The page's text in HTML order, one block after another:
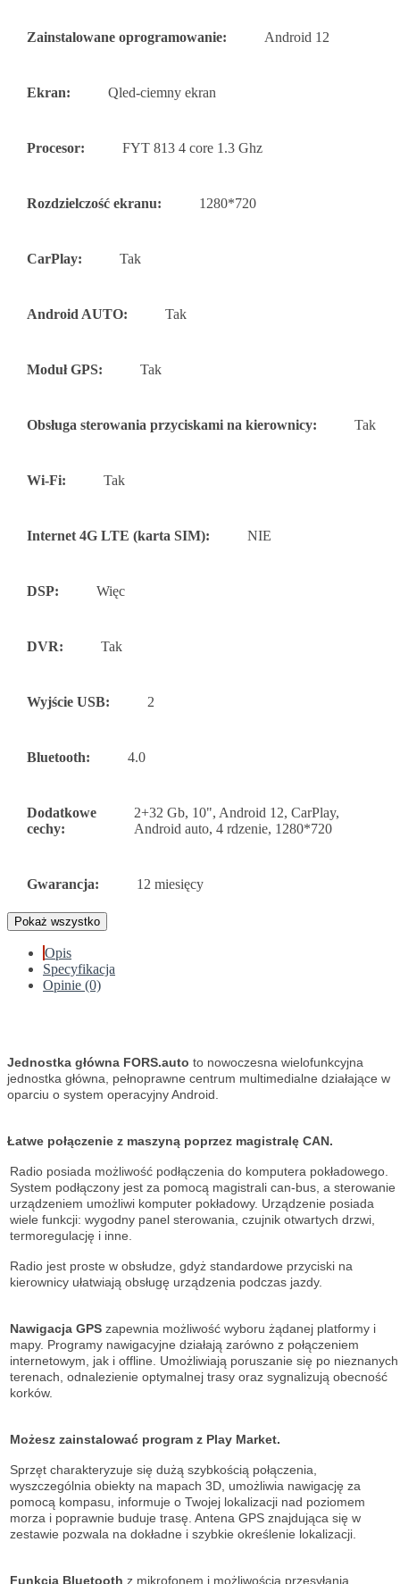
Zainstalowane oprogramowanie: Android 12
Ekran: Qled-ciemny ekran
Procesor: FYT 813 4 core 1.3 Ghz
Rozdzielczość ekranu: 1280*720
CarPlay: Tak
Android AUTO: Tak
Moduł GPS: Tak
Obsługa sterowania przyciskami na kierownicy: Tak
Wi-Fi: Tak
Internet 4G LTE (karta SIM): NIE
DSP: Więc
DVR: Tak
Wyjście USB: 2
Bluetooth: 4.0
Dodatkowe
cechy:
2+32 Gb, 10", Android 12, CarPlay,
Android auto, 4 rdzenie, 1280*720
Gwarancja: 12 miesięcy
Pokaż wszystko
Opis
Specyfikacja
Opinie (0)
Jednostka główna FORS.auto to nowoczesna wielofunkcyjna
jednostka główna, pełnoprawne centrum multimedialne działające w
oparciu o system operacyjny Android.
Łatwe połączenie z maszyną poprzez magistralę CAN.
Radio posiada możliwość podłączenia do komputera pokładowego.
System podłączony jest za pomocą magistrali can-bus, a sterowanie
urządzeniem umożliwi komputer pokładowy. Urządzenie posiada
wiele funkcji: wygodny panel sterowania, czujnik otwartych drzwi,
termoregulację i inne.
Radio jest proste w obsłudze, gdyż standardowe przyciski na
kierownicy ułatwiają obsługę urządzenia podczas jazdy.
Nawigacja GPS zapewnia możliwość wyboru żądanej platformy i
mapy. Programy nawigacyjne działają zarówno z połączeniem
internetowym, jak i offline. Umożliwiają poruszanie się po nieznanych
terenach, odnalezienie optymalnej trasy oraz sygnalizują obecność
korków.
Możesz zainstalować program z Play Market.
Sprzęt charakteryzuje się dużą szybkością połączenia,
wyszczególnia obiekty na mapach 3D, umożliwia nawigację za
pomocą kompasu, informuje o Twojej lokalizacji nad poziomem
morza i poprawnie buduje trasę. Antena GPS znajdująca się w
zestawie pozwala na dokładne i szybkie określenie lokalizacji.
Funkcja Bluetooth z mikrofonem i możliwością przesyłania